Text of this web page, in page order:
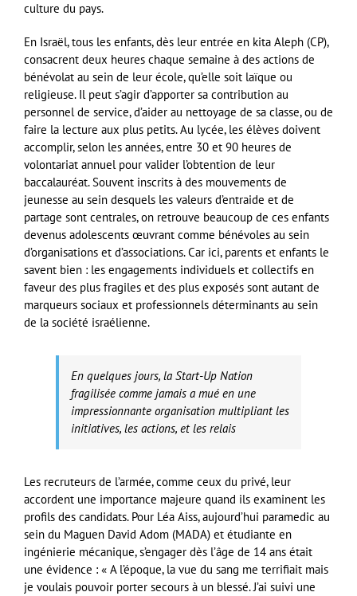
culture du pays.
En Israël, tous les enfants, dès leur entrée en kita Aleph (CP),
consacrent deux heures chaque semaine à des actions de
bénévolat au sein de leur école, qu’elle soit laïque ou
religieuse. Il peut s’agir d’apporter sa contribution au
personnel de service, d’aider au nettoyage de sa classe, ou de
faire la lecture aux plus petits. Au lycée, les élèves doivent
accomplir, selon les années, entre 30 et 90 heures de
volontariat annuel pour valider l’obtention de leur
baccalauréat. Souvent inscrits à des mouvements de
jeunesse au sein desquels les valeurs d’entraide et de
partage sont centrales, on retrouve beaucoup de ces enfants
devenus adolescents œuvrant comme bénévoles au sein
d’organisations et d’associations. Car ici, parents et enfants le
savent bien : les engagements individuels et collectifs en
faveur des plus fragiles et des plus exposés sont autant de
marqueurs sociaux et professionnels déterminants au sein
de la société israélienne.
En quelques jours, la Start-Up Nation
fragilisée comme jamais a mué en une
impressionnante organisation multipliant les
initiatives, les actions, et les relais
Les recruteurs de l’armée, comme ceux du privé, leur
accordent une importance majeure quand ils examinent les
profils des candidats. Pour Léa Aiss, aujourd’hui paramedic au
sein du Maguen David Adom (MADA) et étudiante en
ingénierie mécanique, s’engager dès l’âge de 14 ans était
une évidence : « A l’époque, la vue du sang me terrifiait mais
je voulais pouvoir porter secours à un blessé. J’ai suivi une